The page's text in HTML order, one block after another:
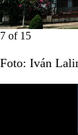
7 of 15
Foto: Iván